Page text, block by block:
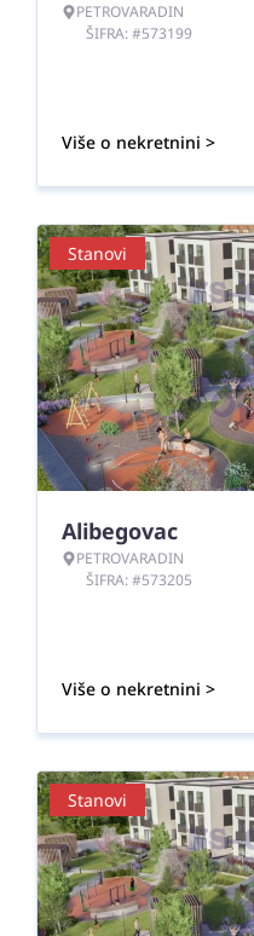
PETROVARADIN
ŠIFRA: #573199
Više o nekretnini >
Stanovi
Alibegovac
PETROVARADIN
ŠIFRA: #573205
Više o nekretnini >
Stanovi